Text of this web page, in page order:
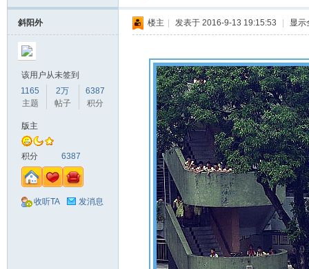
斜阳外
该用户从未签到
1165
主题
2万
帖子
6387
积分
版主
积分 6387
收听TA 发消息
楼主 发表于 2016-9-13 19:15:53 显示